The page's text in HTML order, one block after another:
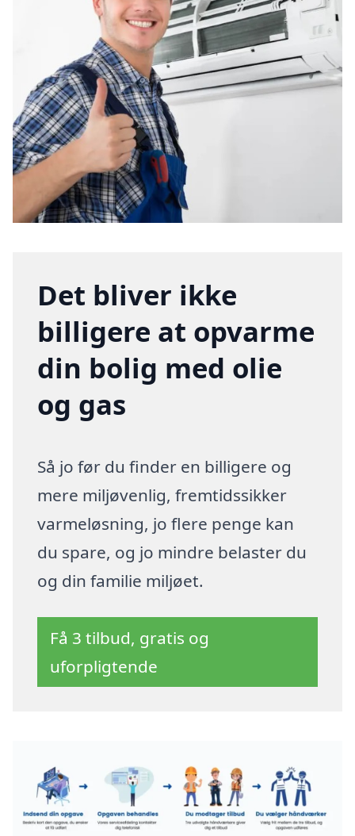
Det bliver ikke
billigere at opvarme
din bolig med olie
og gas
Så jo før du finder en billigere og
mere miljøvenlig, fremtidssikker
varmeløsning, jo flere penge kan
du spare, og jo mindre belaster du
og din familie miljøet.
Få 3 tilbud, gratis og
uforpligtende